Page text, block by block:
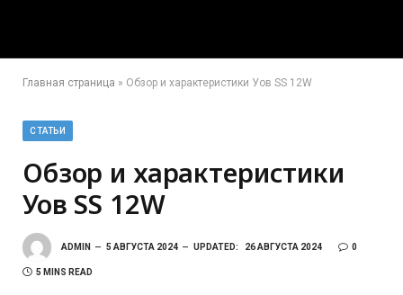
Главная страница » Обзор и характеристики Уов SS 12W
СТАТЬИ
Обзор и характеристики
Уов SS 12W
ADMIN 5 АВГУСТА 2024 UPDATED: 26 АВГУСТА 2024 0
5 MINS READ